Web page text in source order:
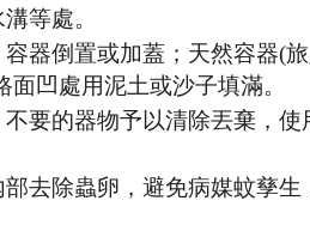
等處。
器倒置或加蓋；天然容器(
面凹處用泥土或沙子填滿。
要的器物予以清除丟棄，
去除蟲卵，避免病媒蚊孳生